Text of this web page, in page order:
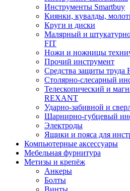
Инструменты Smartbuy
Киянки, кувалды,
Круги и диски
Малярный и
FIT
Ножи и ножницы
Прочий инструмент
Средства защиты труда
Столярно-слесарный
Телескопический и
REXANT
Ударно-забивной и
Шарнирно-губцевый
Электроды
Ящики и пояса для
Компьютерные аксессуары
Мебельная фурнитура
Метизы и крепёж
Анкеры
Болты